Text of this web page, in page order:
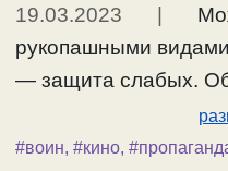
19.03.2023 |
рукопашными
— защита слабых.
#воин, #кино,